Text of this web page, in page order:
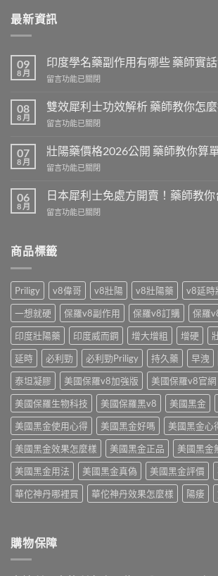
最新資訊
09
8 月
印度學名藥副作用有哪些 藥師實
在
度
學
名
副
作
用
哪
些
實
話
說〉
留言功能已關閉
08
8 月
雙效犀利士功效解析 藥師教你怎
在
效
犀
利
功
效
解
師
怎
麼
挑〉
中
留言功能已關閉
07
8 月
壯陽藥價格2026公開 藥師教你算
在
陽
藥
價
公
教
你
算
單
顆
成
本〉
中
留言功能已關閉
06
8 月
日本犀利士免處方開賣！藥師教
在
犀
利
免
方
開
賣！
藥
師
教
你
台
灣
怎
麼
買〉
中
留言功能已關閉
商品標籤
Priligy v8偉哥 v8壯陽 v8壯陽藥 v8延時
一想就硬
保羅v8副作用 保羅v8訂購 保羅
印度壯陽藥
印度威而鋼 增大增粗 增硬
延時
必利勁 必利勁Priligy 持久藥 早洩
泰坦凝膠
美國保羅v8加強版
美國保羅v8官網
美國保羅生物科技
美國保羅黑v8 美國黑金
美國黑金使用心得
美國黑金好嗎 美國黑金心
美國黑金效果怎麼樣
美國黑金正品
美國黑金
美國黑金用法
美國黑金真偽 美國黑金評價
華佗神丹哪裡買
華佗神丹效果怎麼樣 陽痿
購物保障